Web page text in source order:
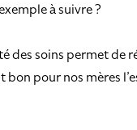
à suivre ?
soins permet de
pour nos mères